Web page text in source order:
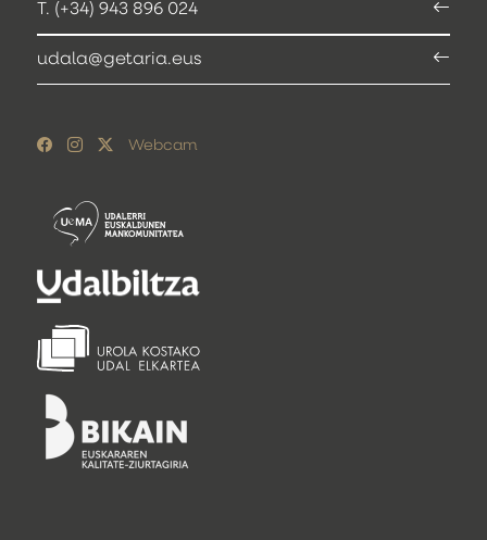
T. (+34) 943 896 024
udala@getaria.eus
Webcam